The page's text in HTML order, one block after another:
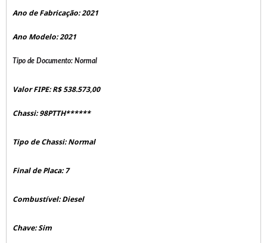
Ano de Fabricação: 2021
Ano Modelo: 2021
Tipo de Documento: Normal
Valor FIPE: R$ 538.573,00
Chassi: 98PTTH******
Tipo de Chassi: Normal
Final de Placa: 7
Combustível: Diesel
Chave: Sim